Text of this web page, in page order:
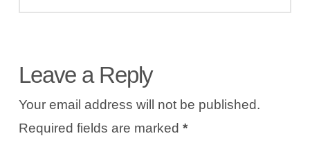
Leave a Reply
Your email address will not be published.
Required fields are marked *